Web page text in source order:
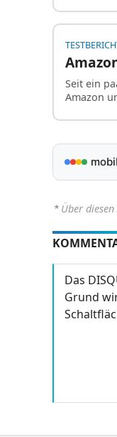
Seit ein
Amazon
⋆ Über
Das
Grund